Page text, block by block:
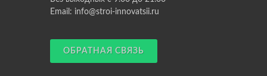
Email: info@stroi-innovatsii.ru
ОБРАТНАЯ СВЯЗЬ